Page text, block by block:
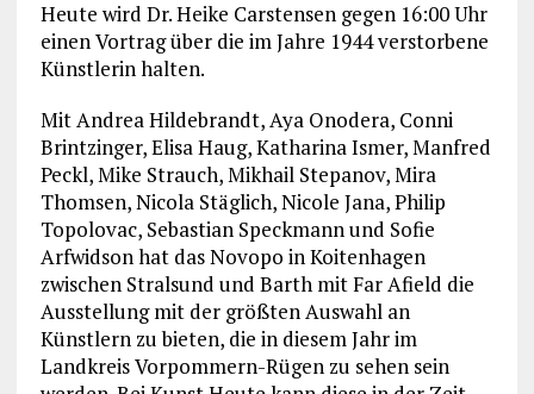
Heute wird Dr. Heike Carstensen gegen 16:00 Uhr
einen Vortrag über die im Jahre 1944 verstorbene
Künstlerin halten.
Mit Andrea Hildebrandt, Aya Onodera, Conni
Brintzinger, Elisa Haug, Katharina Ismer, Manfred
Peckl, Mike Strauch, Mikhail Stepanov, Mira
Thomsen, Nicola Stäglich, Nicole Jana, Philip
Topolovac, Sebastian Speckmann und Sofie
Arfwidson hat das Novopo in Koitenhagen
zwischen Stralsund und Barth mit Far Afield die
Ausstellung mit der größten Auswahl an
Künstlern zu bieten, die in diesem Jahr im
Landkreis Vorpommern-Rügen zu sehen sein